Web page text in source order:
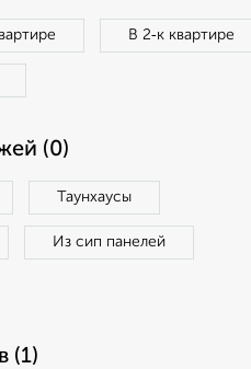
В 2‑к квартире
(0)
Таунхаусы
Из сип панелей
(1)